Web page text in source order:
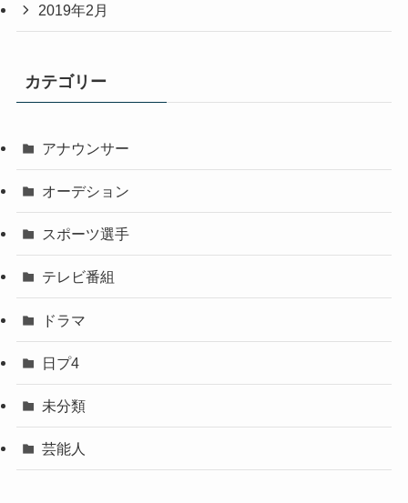
2019年2月
カテゴリー
アナウンサー
オーデション
スポーツ選手
テレビ番組
ドラマ
日プ4
未分類
芸能人